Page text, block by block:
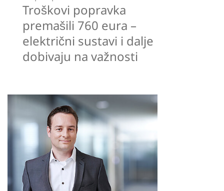
Troškovi popravka
premašili 760 eura –
električni sustavi i dalje
dobivaju na važnosti